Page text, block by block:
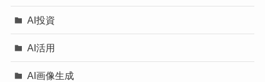
AI投資
AI活用
AI画像生成